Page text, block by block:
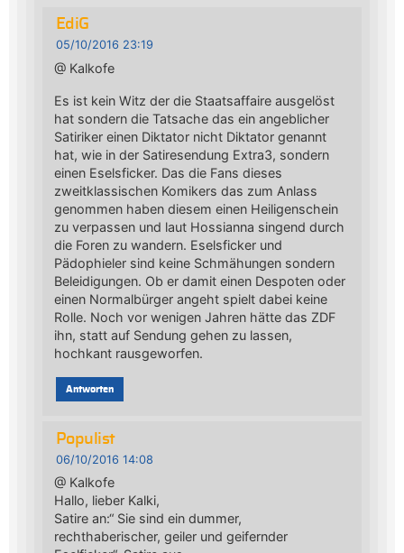
EdiG
05/10/2016 23:19
@ Kalkofe
Es ist kein Witz der die Staatsaffaire ausgelöst
hat sondern die Tatsache das ein angeblicher
Satiriker einen Diktator nicht Diktator genannt
hat, wie in der Satiresendung Extra3, sondern
einen Eselsficker. Das die Fans dieses
zweitklassischen Komikers das zum Anlass
genommen haben diesem einen Heiligenschein
zu verpassen und laut Hossianna singend durch
die Foren zu wandern. Eselsficker und
Pädophieler sind keine Schmähungen sondern
Beleidigungen. Ob er damit einen Despoten oder
einen Normalbürger angeht spielt dabei keine
Rolle. Noch vor wenigen Jahren hätte das ZDF
ihn, statt auf Sendung gehen zu lassen,
hochkant rausgeworfen.
Antworten
Populist
06/10/2016 14:08
@ Kalkofe
Hallo, lieber Kalki,
Satire an:“ Sie sind ein dummer,
rechthaberischer, geiler und geifernder